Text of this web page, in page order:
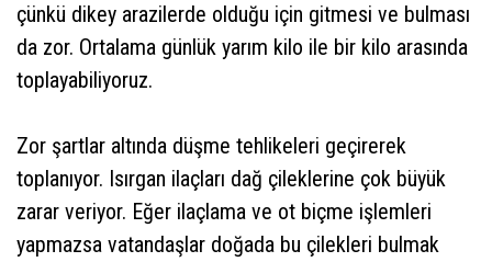
çünkü dikey arazilerde olduğu için gitmesi ve bulması
da zor. Ortalama günlük yarım kilo ile bir kilo arasında
toplayabiliyoruz.
Zor şartlar altında düşme tehlikeleri geçirerek
toplanıyor. Isırgan ilaçları dağ çileklerine çok büyük
zarar veriyor. Eğer ilaçlama ve ot biçme işlemleri
yapmazsa vatandaşlar doğada bu çilekleri bulmak